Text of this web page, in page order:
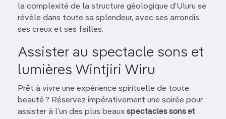
la complexité de la structure géologique d’Uluru se
révèle dans toute sa splendeur, avec ses arrondis,
ses creux et ses failles.
Assister au spectacle sons et
lumières Wintjiri Wiru
Prêt à vivre une expérience spirituelle de toute
beauté ? Réservez impérativement une soirée pour
assister à l’un des plus beaux spectacles sons et